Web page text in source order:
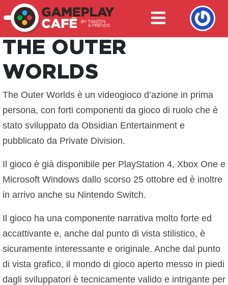
THE OUTER
WORLDS
The Outer Worlds è un videogioco d’azione in prima
persona, con forti componenti da gioco di ruolo che è
stato sviluppato da Obsidian Entertainment e
pubblicato da Private Division.
Il gioco è già disponibile per PlayStation 4, Xbox One e
Microsoft Windows dallo scorso 25 ottobre ed è inoltre
in arrivo anche su Nintendo Switch.
Il gioco ha una componente narrativa molto forte ed
accattivante e, anche dal punto di vista stilistico, è
sicuramente interessante e originale. Anche dal punto
di vista grafico, il mondo di gioco aperto messo in piedi
dagli sviluppatori è tecnicamente valido e intrigante per